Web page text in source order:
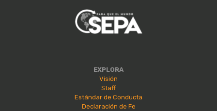
EXPLORA
Visión
Staff
Estándar de Conducta
Declaración de Fe